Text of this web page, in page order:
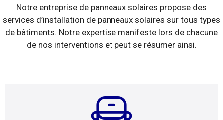
Notre entreprise de panneaux solaires propose des
services d’installation de panneaux solaires sur tous types
de bâtiments. Notre expertise manifeste lors de chacune
de nos interventions et peut se résumer ainsi.